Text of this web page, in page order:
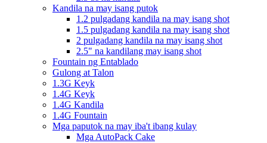
Kandila na may isang putok
1.2 pulgadang kandila na may isang shot
1.5 pulgadang kandila na may isang shot
2 pulgadang kandila na may isang shot
2.5" na kandilang may isang shot
Fountain ng Entablado
Gulong at Talon
1.3G Keyk
1.4G Keyk
1.4G Kandila
1.4G Fountain
Mga paputok na may iba't ibang kulay
Mga AutoPack Cake